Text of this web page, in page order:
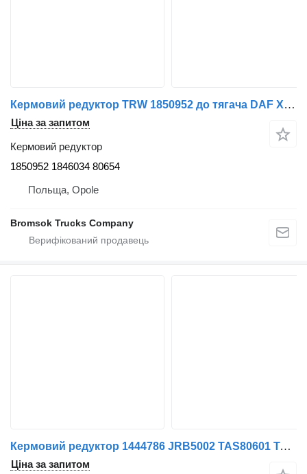
Кермовий редуктор TRW 1850952 до тягача DAF XF106
Ціна за запитом
Кермовий редуктор
1850952 1846034 80654
Польща, Opole
Bromsok Trucks Company
Кермовий редуктор 1444786 JRB5002 TAS80601 TAS85616 THP80622 THP90608 1343208 1363860 1374930 1444786 до тягача DAF XF105
Ціна за запитом